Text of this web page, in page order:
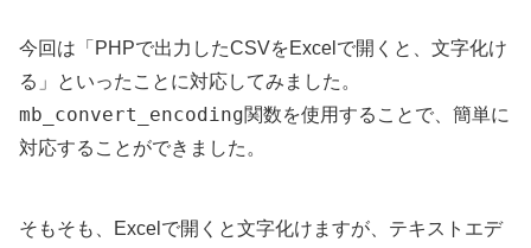
今回は「PHPで出力したCSVをExcelで開くと、文字化け
る」といったことに対応してみました。
mb_convert_encoding関数を使用することで、簡単に
対応することができました。
そもそも、Excelで開くと文字化けますが、テキストエデ